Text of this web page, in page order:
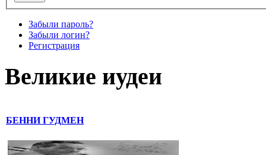
Забыли пароль?
Забыли логин?
Регистрация
Великие иудеи
БЕННИ ГУДМЕН